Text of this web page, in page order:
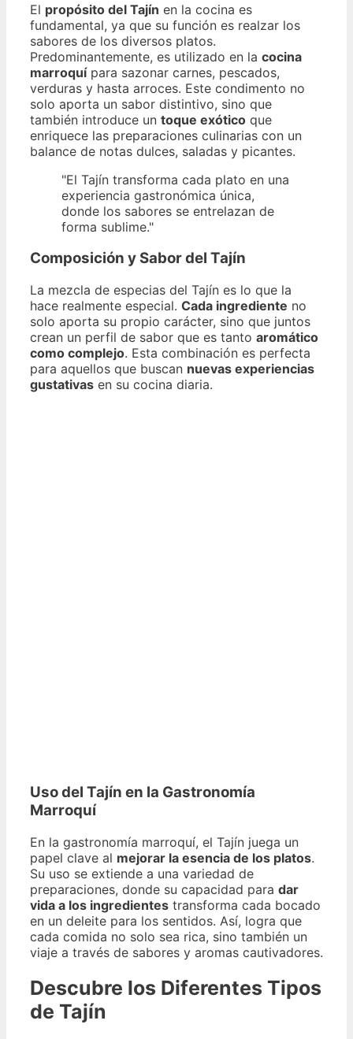
El propósito del Tajín en la cocina es
fundamental, ya que su función es realzar los
sabores de los diversos platos.
Predominantemente, es utilizado en la cocina
marroquípara sazonar carnes, pescados,
verduras y hasta arroces. Este condimento no
solo aporta un sabor distintivo, sino que
también introduce un toque exótico que
enriquece las preparaciones culinarias con un
balance de notas dulces, saladas y picantes.
"El Tajín transforma cada plato en una
experiencia gastronómica única,
donde los sabores se entrelazan de
forma sublime."
Composición y Sabor del Tajín
La mezcla de especias del Tajín es lo que la
hace realmente especial. Cada ingrediente no
solo aporta su propio carácter, sino que juntos
crean un perfil de sabor que es tanto aromático
como complejo. Esta combinación es perfecta
para aquellos que buscan nuevas experiencias
gustativas en su cocina diaria.
Uso del Tajín en la Gastronomía
Marroquí
En la gastronomía marroquí, el Tajín juega un
papel clave al mejorar la esencia de los platos.
Su uso se extiende a una variedad de
preparaciones, donde su capacidad para dar
vida a los ingredientes transforma cada bocado
en un deleite para los sentidos. Así, logra que
cada comida no solo sea rica, sino también un
viaje a través de sabores y aromas cautivadores.
Descubre los Diferentes Tipos
de Tajín